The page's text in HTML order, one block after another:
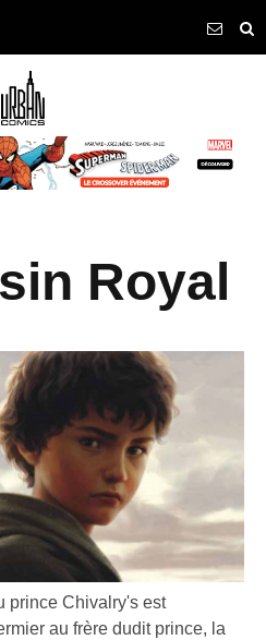
Royal
prince Chivalry's est
au frère dudit prince, la